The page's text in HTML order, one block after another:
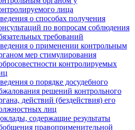
лица
о способах получения
по вопросам соблюдения
требований
о применении контрольным
мер стимулирования
контролируемых
о порядке досудебного
решений контрольного
действий (бездействия) его
лиц
содержащие результаты
правоприменительной